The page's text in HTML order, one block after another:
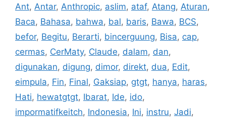
Ant, Antar, Anthropic, aslim, ataf, Atang, Aturan,
Baca, Bahasa, bahwa, bal, baris, Bawa, BCS,
befor, Begitu, Berarti, bincerguung, Bisa, cap,
cermas, CerMaty, Claude, dalam, dan,
digunakan, digung, dimor, direkt, dua, Edit,
eimpula, Fin, Final, Gaksiap, gtgt, hanya, haras,
Hati, hewatgtgt, Ibarat, Ide, ido,
impormatifkeitch, Indonesia, Ini, instru, Jadi,